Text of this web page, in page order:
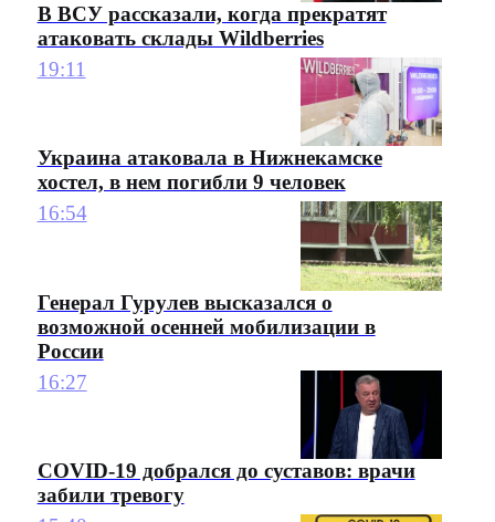
В ВСУ рассказали, когда прекратят
атаковать склады Wildberries
19:11
Украина атаковала в Нижнекамске
хостел, в нем погибли 9 человек
16:54
Генерал Гурулев высказался о
возможной осенней мобилизации в
России
16:27
COVID-19 добрался до суставов: врачи
забили тревогу